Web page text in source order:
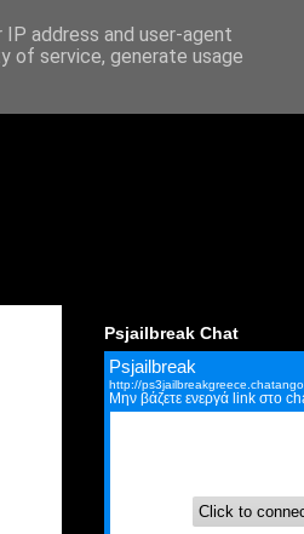
Psjailbreak Chat
address and user-agent
of service, generate usage